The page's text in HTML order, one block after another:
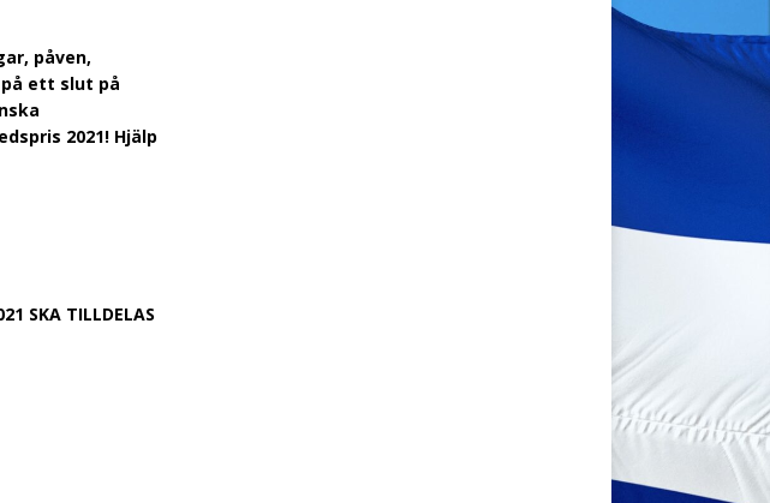
påven,
ett slut på
2021! Hjälp
SKA TILLDELAS